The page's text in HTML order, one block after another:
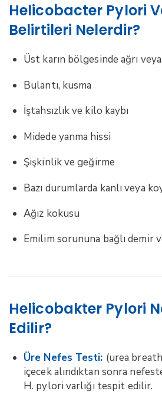
Helicobacter Pylori
Belirtileri Nelerdir?
Üst karın bölgesinde ağrı
Bulantı, kusma
İştahsızlık ve kilo kaybı
Midede yanma hissi
Şişkinlik ve geğirme
Bazı durumlarda kanlı veya
Ağız kokusu
Emilim sorununa bağlı demir
Helicobakter Pylori
Edilir?
Üre Nefes Testi: (urea
içecek alındıktan sonra
H. pylori varlığı tespit edilir.